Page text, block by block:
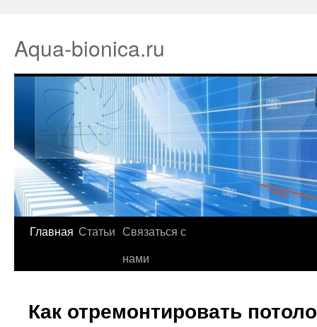
Aqua-bionica.ru
Главная Статьи Связаться с
нами
Как отремонтировать